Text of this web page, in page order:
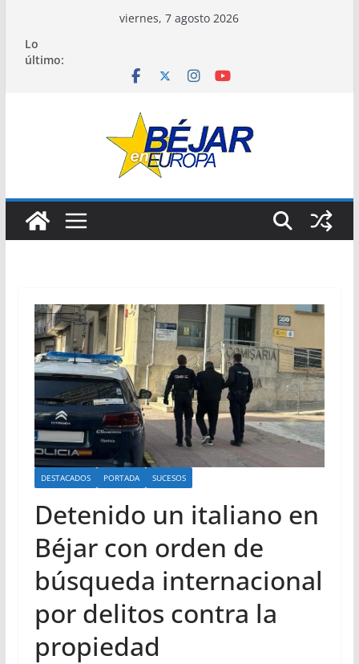
contenido
viernes, 7 agosto 2026
Lo
último:
DESTACADOS PORTADA SUCESOS
Detenido un italiano en
Béjar con orden de
búsqueda internacional
por delitos contra la
propiedad